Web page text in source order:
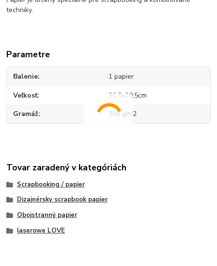
techniky.
Parametre
Balenie 1 papier
Veľkosť 30,5x30,5cm
Gramáž 250 g/m2
Tovar zaradený v kategóriách
Scrapbooking / papier
Dizajnérsky scrapbook papier
Obojstranný papier
laserowe LOVE